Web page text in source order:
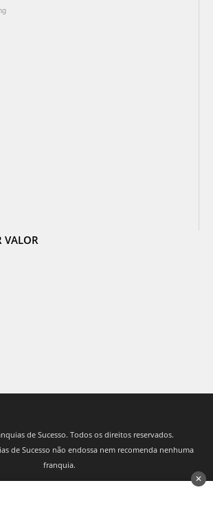
VALOR
de Sucesso. Todos os direitos reservados.
de Sucesso não endossa nem recomenda nenhuma
franquia.
✕